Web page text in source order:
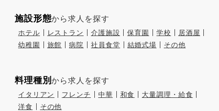
施設形態から求人を探す
ホテル レストラン 介護施設 保育園 学校
居酒屋
幼稚園
旅館 病院 社員食堂 結婚式場 その他
料理種別から求人を探す
イタリアン フレンチ 中華 和食
大量調理・給食
洋食
その他